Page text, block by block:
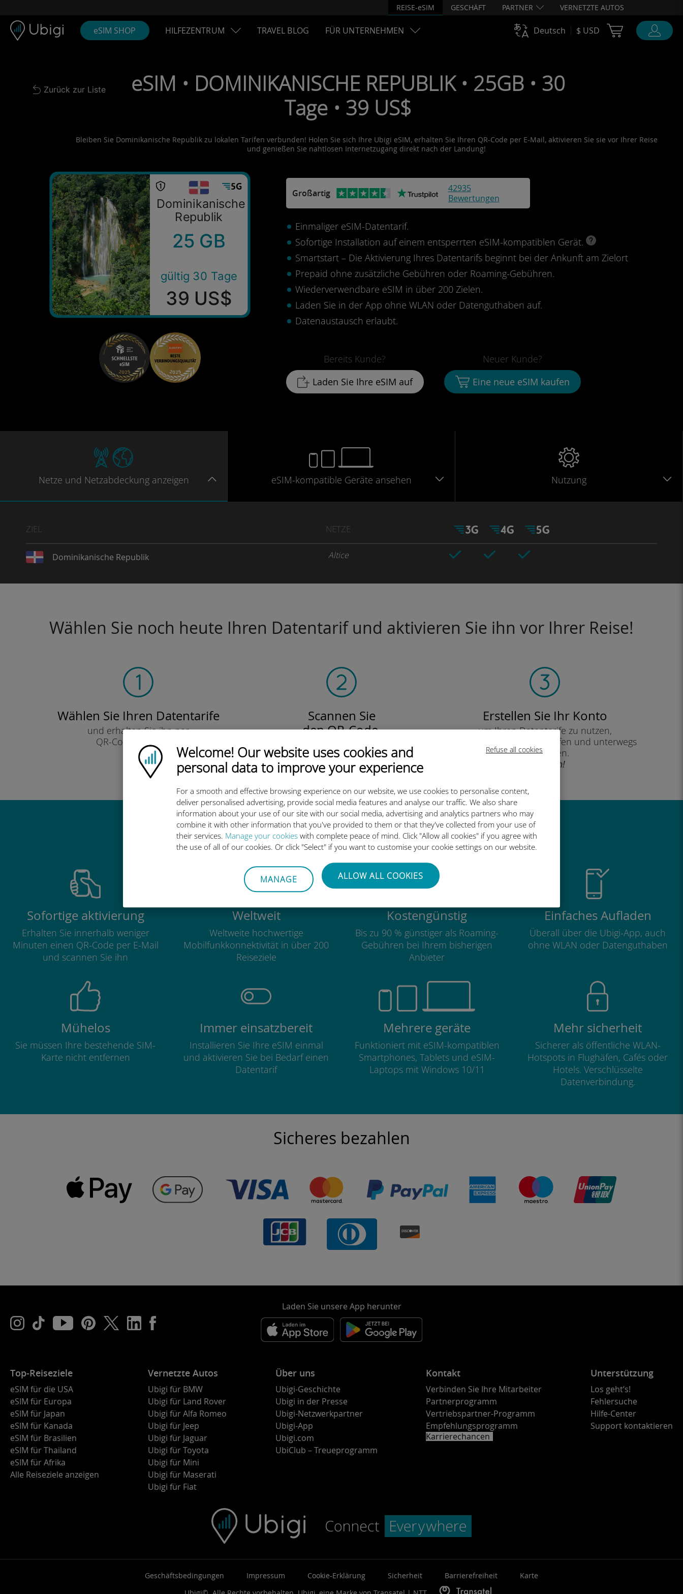
Refuse all cookies
Ubigi logo
Welcome! Our website uses cookies and
personal data to improve your experience
For a smooth and effective browsing experience on our website, we use cookies to personalise content,
deliver personalised advertising, provide social media features and analyse our traffic. We also share
information about your use of our site with our social media, advertising and analytics partners who may
combine it with other information that you've provided to them or that they've collected from your use of
their services. Manage your cookies with complete peace of mind. Click "Allow all cookies" if you agree with
the use of all of our cookies. Or click "Select" if you want to customise your cookie settings on our website.
MANAGE ALLOW ALL COOKIES
REISE-eSIM GESCHÄFT PARTNER VERNETZTE AUTOS
eSIM SHOP HILFEZENTRUM TRAVEL BLOG FÜR UNTERNEHMEN Deutsch $ USD Cart Ubigi
Back to list
Zurück zur Liste
eSIM • DOMINIKANISCHE REPUBLIK • 25GB • 30
Tage • 39 US$
Bleiben Sie Dominikanische Republik zu lokalen Tarifen verbunden! Holen Sie sich Ihre Ubigi eSIM, erhalten Sie Ihren QR-Code per E-Mail, aktivieren Sie sie vor Ihrer Reise
und genießen Sie nahtlosen Internetzugang direkt nach der Landung!
Dominikanische
Republik
25 GB
gültig 30 Tage
39 US$
Großartig
42935
Bewertungen
Einmaliger eSIM-Datentarif.
Sofortige Installation auf einem entsperrten eSIM-kompatiblen Gerät.
Smartstart – Die Aktivierung Ihres Datentarifs beginnt bei der Ankunft am Zielort
Prepaid ohne zusätzliche Gebühren oder Roaming-Gebühren.
Wiederverwendbare eSIM in über 200 Zielen.
Laden Sie in der App ohne WLAN oder Datenguthaben auf.
Datenaustausch erlaubt.
Bereits Kunde?
Laden Sie Ihre eSIM auf
Neuer Kunde?
Eine neue eSIM kaufen
Netze und Netzabdeckung anzeigen eSIM-kompatible Geräte ansehen Nutzung
ZIEL NETZE
Dominikanische Republik Altice
Wählen Sie noch heute Ihren Datentarif und aktivieren Sie ihn vor Ihrer Reise!
Wählen Sie Ihren Datentarife
und erhalten Sie ihn per
QR-Code per E-Mail.
Schnell!
Scannen Sie
den QR-Code,
um Ihre eSIM und Ihren Datentarife
zu aktivieren.
Einfach!
Erstellen Sie Ihr Konto
um Ihren Datentarife zu nutzen,
Ihr Guthaben zu überprüfen und unterwegs
aufzuladen.
Genießen!
Warum ist die internationale Ubigi eSIM so großartig
Sofortige aktivierung
Erhalten Sie innerhalb weniger
Minuten einen QR-Code per E-Mail
und scannen Sie ihn
Weltweit
Weltweite hochwertige
Mobilfunkkonnektivität in über 200
Reiseziele
Kostengünstig
Bis zu 90 % günstiger als Roaming-
Gebühren bei Ihrem bisherigen
Anbieter
Einfaches Aufladen
Überall über die Ubigi-App, auch
ohne WLAN oder Datenguthaben
Mühelos
Sie müssen Ihre bestehende SIM-
Karte nicht entfernen
Immer einsatzbereit
Installieren Sie Ihre eSIM einmal
und aktivieren Sie bei Bedarf einen
Datentarif
Mehrere geräte
Funktioniert mit eSIM-kompatiblen
Smartphones, Tablets und eSIM-
Laptops mit Windows 10/11
Mehr sicherheit
Sicherer als öffentliche WLAN-
Hotspots in Flughäfen, Cafés oder
Hotels. Verschlüsselte
Datenverbindung.
Sicheres bezahlen
Laden Sie unsere App herunter
Top-Reiseziele
eSIM für die USA
eSIM für Europa
eSIM für Japan
eSIM für Kanada
eSIM für Brasilien
eSIM für Thailand
eSIM für Afrika
Alle Reiseziele anzeigen
Vernetzte Autos
Ubigi für BMW
Ubigi für Land Rover
Ubigi für Alfa Romeo
Ubigi für Jeep
Ubigi für Jaguar
Ubigi für Toyota
Ubigi für Mini
Ubigi für Maserati
Ubigi für Fiat
Über uns
Ubigi-Geschichte
Ubigi in der Presse
Ubigi-Netzwerkpartner
Ubigi-App
Ubigi.com
UbiClub – Treueprogramm
Kontakt
Verbinden Sie Ihre Mitarbeiter
Partnerprogramm
Vertriebspartner-Programm
Empfehlungsprogramm
Karrierechancen
Unterstützung
Los geht’s!
Fehlersuche
Hilfe-Center
Support kontaktieren
Geschäftsbedingungen Impressum Cookie-Erklärung Sicherheit Barrierefreiheit
Karte